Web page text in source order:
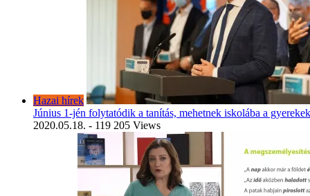
Hazai hírek
Június 1-jén folytatódik a tanítás, mehetnek iskolába a gyerekek
2020.05.18. - 119 205 Views